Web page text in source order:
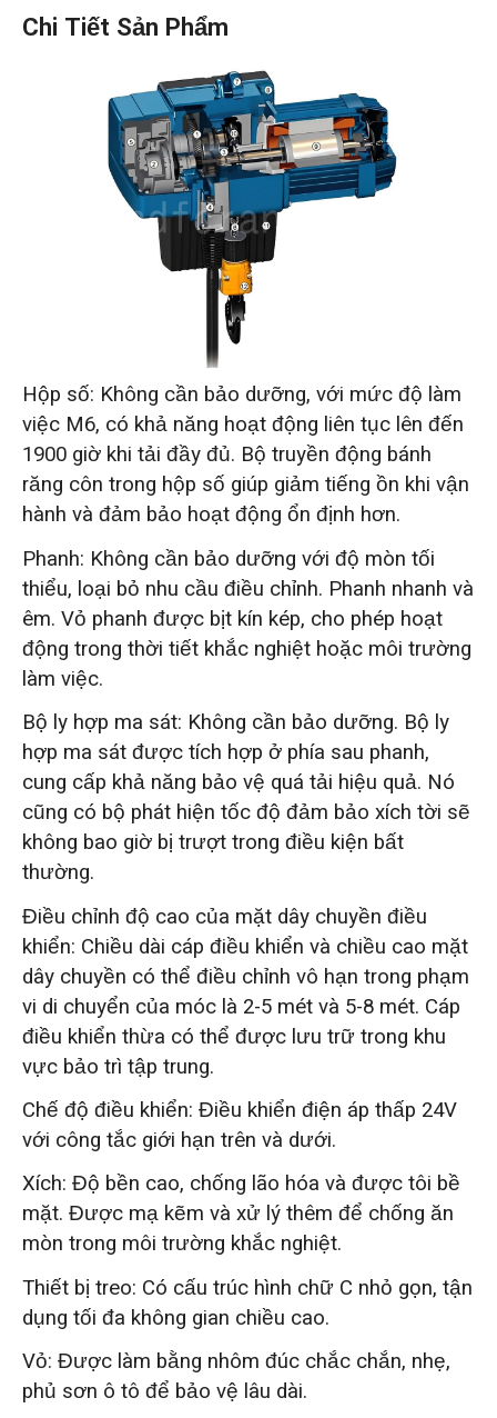
Chi Tiết Sản Phẩm
Hộp số: Không cần bảo dưỡng, với mức độ làm
việc M6, có khả năng hoạt động liên tục lên đến
1900 giờ khi tải đầy đủ. Bộ truyền động bánh
răng côn trong hộp số giúp giảm tiếng ồn khi vận
hành và đảm bảo hoạt động ổn định hơn.
Phanh: Không cần bảo dưỡng với độ mòn tối
thiểu, loại bỏ nhu cầu điều chỉnh. Phanh nhanh và
êm. Vỏ phanh được bịt kín kép, cho phép hoạt
động trong thời tiết khắc nghiệt hoặc môi trường
làm việc.
Bộ ly hợp ma sát: Không cần bảo dưỡng. Bộ ly
hợp ma sát được tích hợp ở phía sau phanh,
cung cấp khả năng bảo vệ quá tải hiệu quả. Nó
cũng có bộ phát hiện tốc độ đảm bảo xích tời sẽ
không bao giờ bị trượt trong điều kiện bất
thường.
Điều chỉnh độ cao của mặt dây chuyền điều
khiển: Chiều dài cáp điều khiển và chiều cao mặt
dây chuyền có thể điều chỉnh vô hạn trong phạm
vi di chuyển của móc là 2-5 mét và 5-8 mét. Cáp
điều khiển thừa có thể được lưu trữ trong khu
vực bảo trì tập trung.
Chế độ điều khiển: Điều khiển điện áp thấp 24V
với công tắc giới hạn trên và dưới.
Xích: Độ bền cao, chống lão hóa và được tôi bề
mặt. Được mạ kẽm và xử lý thêm để chống ăn
mòn trong môi trường khắc nghiệt.
Thiết bị treo: Có cấu trúc hình chữ C nhỏ gọn, tận
dụng tối đa không gian chiều cao.
Vỏ: Được làm bằng nhôm đúc chắc chắn, nhẹ,
phủ sơn ô tô để bảo vệ lâu dài.